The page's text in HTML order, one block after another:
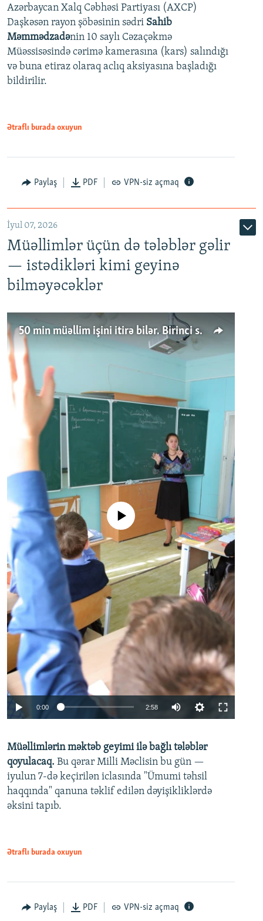
Auto 240p 360p
720p 1080p
360p
720p
1080p
Azərbaycan Xalq Cəbhəsi Partiyası (AXCP)
Daşkəsən rayon şöbəsinin sədri Sahib
Məmmədzadənin 10 saylı Cəzaçəkmə
Müəssisəsində cərimə kamerasına (kars) salındığı
və buna etiraz olaraq aclıq aksiyasına başladığı
bildirilir.
Ətraflı burada oxuyun
Paylaş PDF VPN-siz açmaq
İyul 07, 2026
Müəllimlər üçün də tələblər gəlir
— istədikləri kimi geyinə
bilməyəcəklər
50 min müəllim işini itirə bilər. Birinci sinfə gedənlər azalır
Auto 240p 360p 480p
No media source currently available
0:00 2:58
360p
480p
720p
Müəllimlərin məktəb geyimi ilə bağlı tələblər
qoyulacaq. Bu qərar Milli Məclisin bu gün —
iyulun 7-də keçirilən iclasında "Ümumi təhsil
haqqında" qanuna təklif edilən dəyişikliklərdə
əksini tapıb.
Ətraflı burada oxuyun
Paylaş PDF VPN-siz açmaq